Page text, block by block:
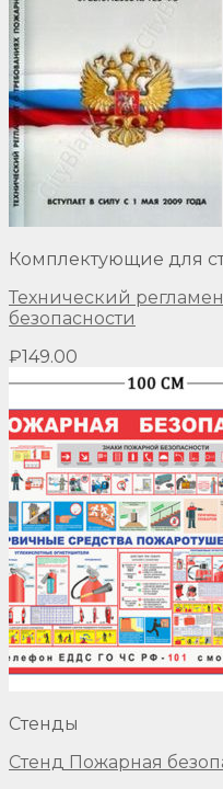
Комплектующие для
Технический
безопасности
₽149.00
Стенды
Стенд Пожарная